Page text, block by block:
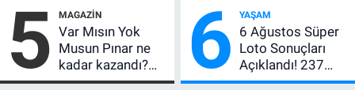
kaçta?
5 MAGAZIN
Var Mısın Yok
Musun Pınar ne
kadar kazandı?
Son teklifi
6 YAŞAM
6 Ağustos Süper
Loto Sonuçları
Açıklandı! 237
Milyon TL’lik